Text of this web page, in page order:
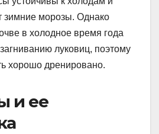
зимние морозы. Однако
в холодное время года
луковиц, поэтому
хорошо дренировано.
и ее